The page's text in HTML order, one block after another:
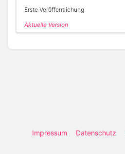
Erste Veröffentlichung
Aktuelle Version
Impressum Datenschutz